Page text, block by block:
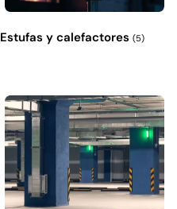
Estufas y calefactores (5)